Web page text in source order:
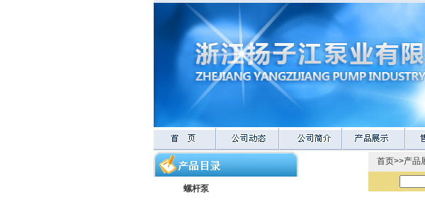
螺杆泵
首页>>产品